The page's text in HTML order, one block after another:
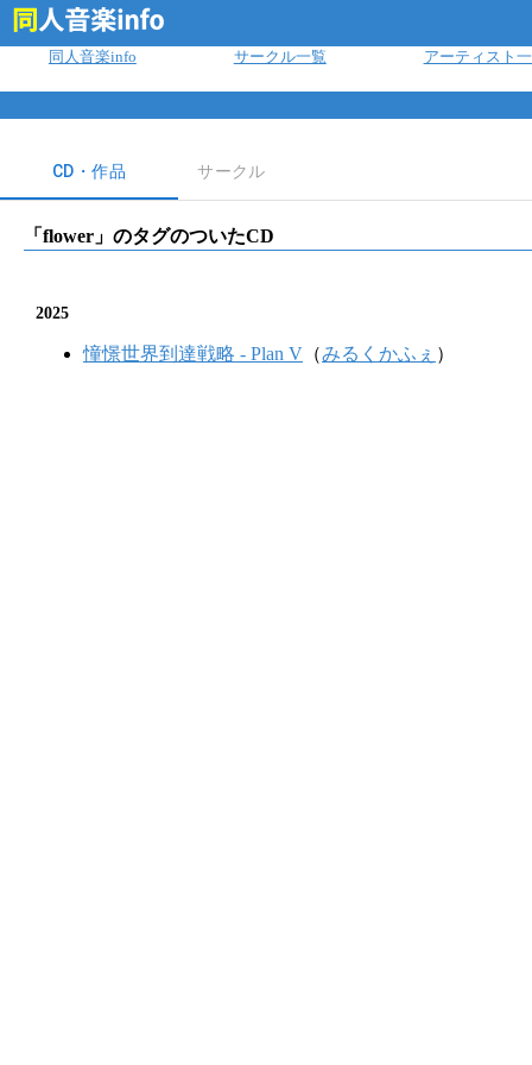
同人音楽info サークル一覧 アーティスト
CD・作品 サークル
「 flower 」のタグのついたCD
2025
憧憬世界到達戦略 - Plan V （みるくかふぇ ）